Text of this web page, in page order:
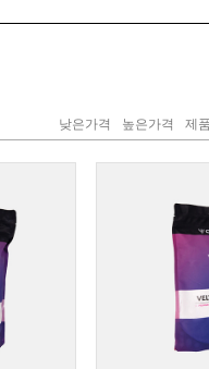
낮은가격 높은가격 제